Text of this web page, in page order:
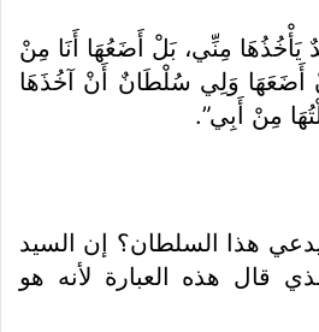
لَيْسَ أَحَدٌ يَأْخُذُهَا مِنِّي، بَلْ أَضَعُهَا أَنَا مِنْ
وَلِي سُلْطَانٌ أَنْ آخُذَهَا
مِنْ أَبِي”.
هذا السلطان؟ إن السيد
قال هذه العبارة لأنه هو